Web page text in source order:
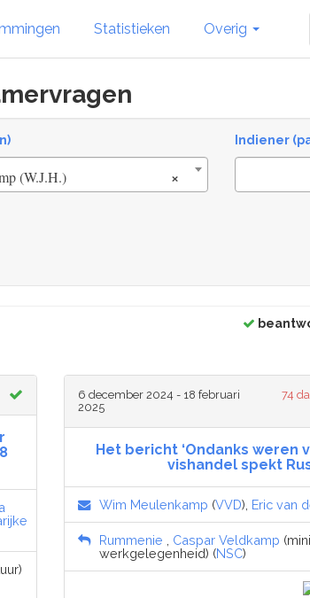
Statistieken Overig
×
(W.J.H.)
Indiener
6 december 2024 - 18 februari
2025
74
Het bericht ‘Ondanks weren
vishandel spekt
Wim Meulenkamp (VVD), Eric van
Rummenie Caspar Veldkamp
werkgelegenheid) (NSC)